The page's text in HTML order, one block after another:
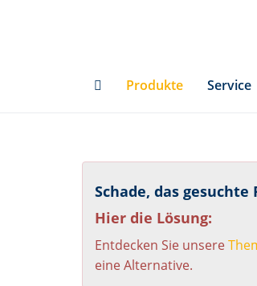
Produkte
Service
Schade, das
Hier die Lösung:
Entdecken Sie unsere
eine Alternative.